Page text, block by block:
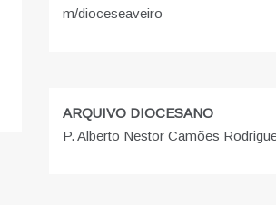
m/dioceseaveiro
ARQUIVO DIOCESANO
P. Alberto Nestor Camões